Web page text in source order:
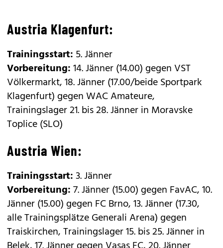
Austria Klagenfurt:
Trainingsstart: 5. Jänner
Vorbereitung:14. Jänner (14.00) gegen VST
Völkermarkt, 18. Jänner (17.00/beide Sportpark
Klagenfurt) gegen WAC Amateure,
Trainingslager 21. bis 28. Jänner in Moravske
Toplice (SLO)
Austria Wien:
Trainingsstart:3. Jänner
Vorbereitung:7. Jänner (15.00) gegen FavAC, 10.
Jänner (15.00) gegen FC Brno, 13. Jänner (17.30,
alle Trainingsplätze Generali Arena) gegen
Traiskirchen, Trainingslager 15. bis 25. Jänner in